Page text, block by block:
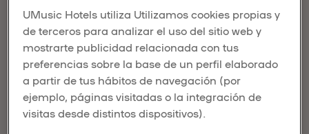
Madrid es un destino fantástico para parejas que
buscan experiencias memorables. La ciudad está
llena de planes románticos para dos, desde
relajantes días de spa y cenas a la luz de las velas
hasta impresionantes puestas de sol en azoteas.
UMusic Hotels utiliza Utilizamos cookies propias y
de terceros para analizar el uso del sitio web y
mostrarte publicidad relacionada con tus
preferencias sobre la base de un perfil elaborado
a partir de tus hábitos de navegación (por
ejemplo, páginas visitadas o la integración de
visitas desde distintos dispositivos).